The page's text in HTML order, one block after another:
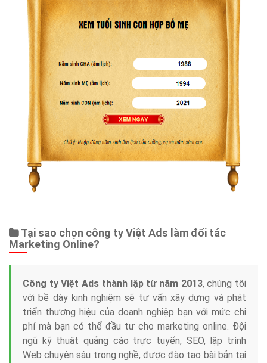
Tại sao chọn công ty Việt Ads làm đối tác
Marketing Online?
Công ty Việt Ads thành lập từ năm 2013, chúng tôi
với bề dày kinh nghiệm sẽ tư vấn xây dựng và phát
triển thương hiệu của doanh nghiệp bạn với mức chi
phí mà bạn có thể đầu tư cho marketing online. Đội
ngũ kỹ thuật quảng cáo trực tuyến, SEO, lập trình
Web chuyên sâu trong nghề, được đào tạo bài bản tại